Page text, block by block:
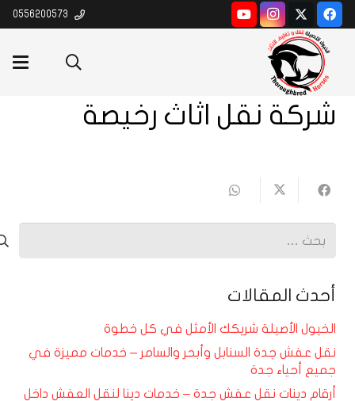
شركة نقل اثاث رخيصة
البحث
أحدث المقالات
الخيول الأصيلة شريكك الأمثل في كل خطوة
نقل عفش جدة السنابل وأبحر والسامر – خدمات مميزة في
جميع أحياء جدة
أرقام دينات نقل عفش جدة – خدمات دينا لنقل العفش داخل